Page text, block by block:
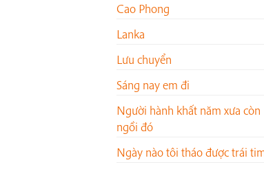
Cao Phong
Lanka
Lưu chuyển
Sáng nay em đi
Người hành khất năm xưa còn
ngồi đó
Ngày nào tôi tháo được trái